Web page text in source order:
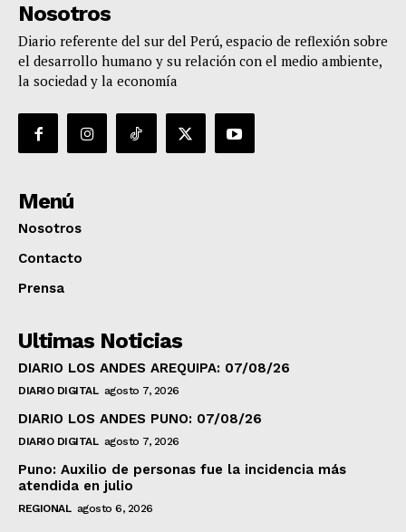
Nosotros
Diario referente del sur del Perú, espacio de reflexión sobre
el desarrollo humano y su relación con el medio ambiente,
la sociedad y la economía
Menú
Nosotros
Contacto
Prensa
Ultimas Noticias
DIARIO LOS ANDES AREQUIPA: 07/08/26
DIARIO DIGITAL agosto 7, 2026
DIARIO LOS ANDES PUNO: 07/08/26
DIARIO DIGITAL agosto 7, 2026
Puno: Auxilio de personas fue la incidencia más
atendida en julio
REGIONAL agosto 6, 2026